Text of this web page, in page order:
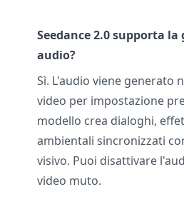
Seedance 2.0 supporta la
audio?
Sì. L'audio viene generato
video per impostazione
modello crea dialoghi,
ambientali sincronizzati
visivo. Puoi disattivare
video muto.